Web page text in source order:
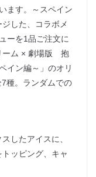
ます。～スペイン
した、コラボメ
ーを1品ご注文に
ーム × 劇場版 抱
イン編～」のオリ
種。ランダムでの
したアイスに、
ッピング、キャ